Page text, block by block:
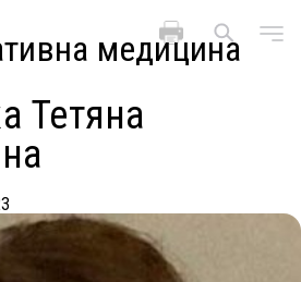
медицина
Тетяна